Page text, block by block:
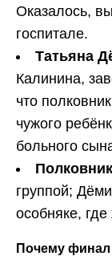
Оказалось,
госпитале.
Татьяна
Калинина,
что
чужого
больного
группой;
особняке,
Почему финал